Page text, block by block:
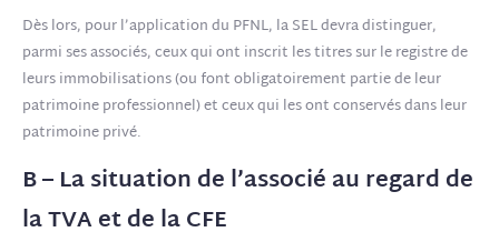
Dès lors, pour l’application du PFNL, la SEL devra distinguer,
parmi ses associés, ceux qui ont inscrit les titres sur le registre de
leurs immobilisations (ou font obligatoirement partie de leur
patrimoine professionnel) et ceux qui les ont conservés dans leur
patrimoine privé.
B – La situation de l’associé au regard de
la TVA et de la CFE